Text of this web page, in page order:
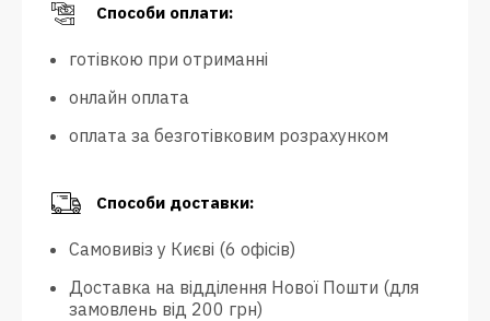
Способи оплати:
готівкою при отриманні
онлайн оплата
оплата за безготівковим розрахунком
Способи доставки:
Самовивіз у Києві (6 офісів)
Доставка на відділення Нової Пошти (для
замовлень від 200 грн)